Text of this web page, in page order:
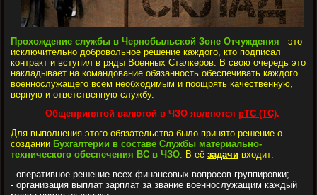
Прохождение службы в Чернобыльской Зоне Отчуждения - это
исключительно добровольное решение каждого, кто подписал
контракт и вступил в ряды Военных Сталкеров. В свою очередь это
накладывает на командование обязанность обеспечивать каждого
военнослужащего всем необходимым и поощрять качественную,
верную и ответственную службу.
Общепринятой валютой в ЧЗО являются рТС (ТС).
Для выполнения этого обязательства было принято решение о
создании Бухгалтерии в составе Службы материально-
технического обеспечения ВС в ЧЗО. В её задачи входит:
- оперативное решение всех финансовых вопросов группировки;
- организация выплат зарплат за звание военнослужащим каждый